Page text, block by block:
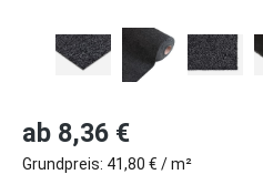
Regulärer Preis:
ab 8,36 €
Grundpreis: 41,80 € / m²